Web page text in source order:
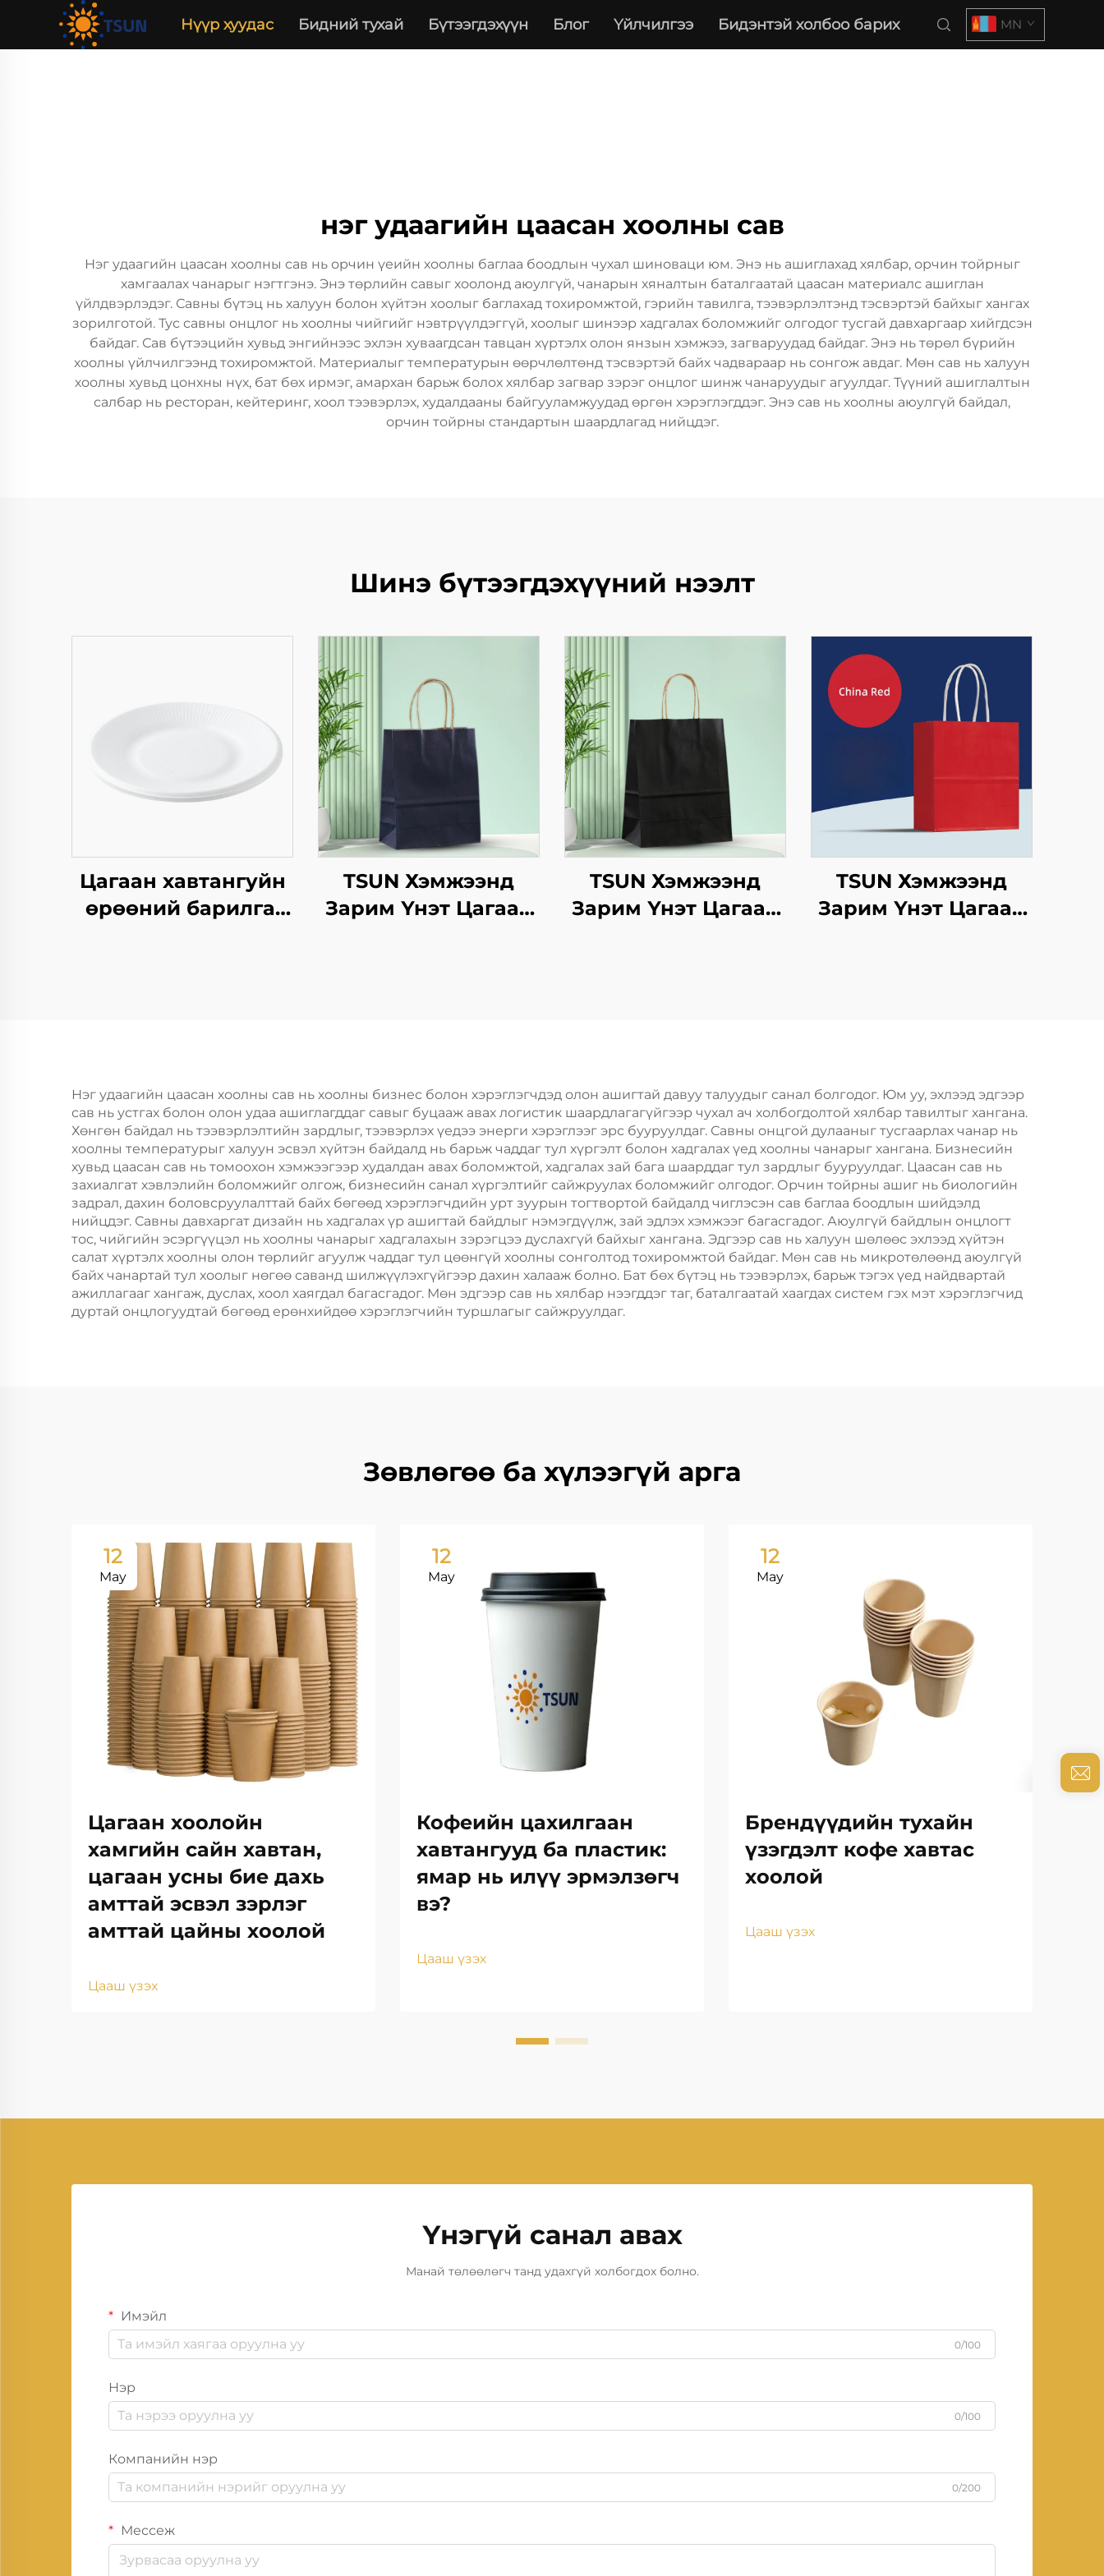
Нүүр хуудас Бидний тухай Бүтээгдэхүүн Блог Үйлчилгээ Бидэнтэй холбоо барих MN
нэг удаагийн цаасан хоолны сав
Нэг удаагийн цаасан хоолны сав нь орчин үеийн хоолны баглаа боодлын чухал шиноваци юм. Энэ нь ашиглахад хялбар, орчин тойрныг
хамгаалах чанарыг нэгтгэнэ. Энэ төрлийн савыг хоолонд аюулгүй, чанарын хяналтын баталгаатай цаасан материалс ашиглан
үйлдвэрлэдэг. Савны бүтэц нь халуун болон хүйтэн хоолыг баглахад тохиромжтой, гэрийн тавилга, тээвэрлэлтэнд тэсвэртэй байхыг хангах
зорилготой. Тус савны онцлог нь хоолны чийгийг нэвтрүүлдэггүй, хоолыг шинээр хадгалах боломжийг олгодог тусгай давхаргаар хийгдсэн
байдаг. Сав бүтээцийн хувьд энгийнээс эхлэн хуваагдсан тавцан хүртэлх олон янзын хэмжээ, загваруудад байдаг. Энэ нь төрөл бүрийн
хоолны үйлчилгээнд тохиромжтой. Материалыг температурын өөрчлөлтөнд тэсвэртэй байх чадвараар нь сонгож авдаг. Мөн сав нь халуун
хоолны хувьд цонхны нүх, бат бөх ирмэг, амархан барьж болох хялбар загвар зэрэг онцлог шинж чанаруудыг агуулдаг. Түүний ашиглалтын
салбар нь ресторан, кейтеринг, хоол тээвэрлэх, худалдааны байгууламжуудад өргөн хэрэглэгддэг. Энэ сав нь хоолны аюулгүй байдал,
орчин тойрны стандартын шаардлагад нийцдэг.
Шинэ бүтээгдэхүүний нээлт
Цагаан хавтангуйн
өрөөний барилга,
хоол зэрэгт
ашигладаг.
TSUN Хэмжээнд
Зарим Үнэт Цагаан
TSUN Хэмжээнд
Зарим Үнэт Цагаан
TSUN Хэмжээнд
Зарим Үнэт Цагаан
Пластик Пакинг
Нэг удаагийн цаасан хоолны сав нь хоолны бизнес болон хэрэглэгчдэд олон ашигтай давуу талуудыг санал болгодог. Юм уу, эхлээд эдгээр
сав нь устгах болон олон удаа ашиглагддаг савыг буцааж авах логистик шаардлагагүйгээр чухал ач холбогдолтой хялбар тавилтыг хангана.
Хөнгөн байдал нь тээвэрлэлтийн зардлыг, тээвэрлэх үедээ энерги хэрэглээг эрс бууруулдаг. Савны онцгой дулааныг тусгаарлах чанар нь
хоолны температурыг халуун эсвэл хүйтэн байдалд нь барьж чаддаг тул хүргэлт болон хадгалах үед хоолны чанарыг хангана. Бизнесийн
хувьд цаасан сав нь томоохон хэмжээгээр худалдан авах боломжтой, хадгалах зай бага шаарддаг тул зардлыг бууруулдаг. Цаасан сав нь
захиалгат хэвлэлийн боломжийг олгож, бизнесийн санал хүргэлтийг сайжруулах боломжийг олгодог. Орчин тойрны ашиг нь биологийн
задрал, дахин боловсруулалттай байх бөгөөд хэрэглэгчдийн урт зуурын тогтвортой байдалд чиглэсэн сав баглаа боодлын шийдэлд
нийцдэг. Савны давхаргат дизайн нь хадгалах үр ашигтай байдлыг нэмэгдүүлж, зай эдлэх хэмжээг багасгадог. Аюулгүй байдлын онцлогт
тос, чийгийн эсэргүүцэл нь хоолны чанарыг хадгалахын зэрэгцээ дуслахгүй байхыг хангана. Эдгээр сав нь халуун шөлөөс эхлээд хүйтэн
салат хүртэлх хоолны олон төрлийг агуулж чаддаг тул цөөнгүй хоолны сонголтод тохиромжтой байдаг. Мөн сав нь микротөлөөнд аюулгүй
байх чанартай тул хоолыг нөгөө саванд шилжүүлэхгүйгээр дахин халааж болно. Бат бөх бүтэц нь тээвэрлэх, барьж тэгэх үед найдвартай
ажиллагааг хангаж, дуслах, хоол хаягдал багасгадог. Мөн эдгээр сав нь хялбар нээгддэг таг, баталгаатай хаагдах систем гэх мэт хэрэглэгчид
дуртай онцлогуудтай бөгөөд ерөнхийдөө хэрэглэгчийн туршлагыг сайжруулдаг.
Зөвлөгөө ба хүлээгүй арга
12
May
Цагаан хоолойн
хамгийн сайн хавтан,
цагаан усны бие дахь
амттай эсвэл зэрлэг
амттай цайны хоолой
Цааш үзэх
12
May
Кофеийн цахилгаан
хавтангууд ба пластик:
ямар нь илүү эрмэлзөгч
вэ?
Цааш үзэх
12
May
Брендүүдийн тухайн
үзэгдэлт кофе хавтас
хоолой
Цааш үзэх
Үнэгүй санал авах
Манай төлөөлөгч танд удахгүй холбогдох болно.
Имэйл
0/100
Нэр
0/100
Компанийн нэр
0/200
Мессеж